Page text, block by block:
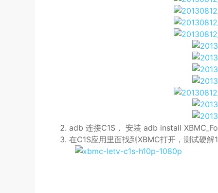
adb 连接C1S， 安装 adb install
在C1S应用里面找到XBMC打开，测试硬